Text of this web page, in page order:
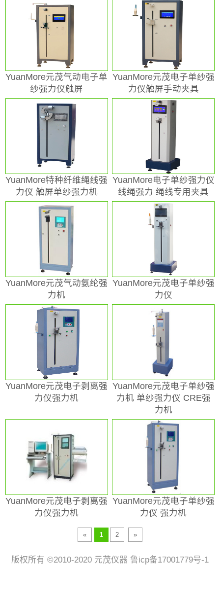
YuanMore元茂气动电子单
纱强力仪触屏
YuanMore元茂电子单纱强
力仪触屏手动夹具
YuanMore特种纤维绳线强
力仪 触屏单纱强力机
YuanMore电子单纱强力仪
线绳强力 绳线专用夹具
YuanMore元茂气动氨纶强
力机
YuanMore元茂电子单纱强
力仪
YuanMore元茂电子剥离强
力仪强力机
YuanMore元茂电子单纱强
力机 单纱强力仪 CRE强
力机
YuanMore元茂电子剥离强
力仪强力机
YuanMore元茂电子单纱强
力仪 强力机
« 1 2 »
版权所有 ©2010-2020 元茂仪器 鲁icp备17001779号-1